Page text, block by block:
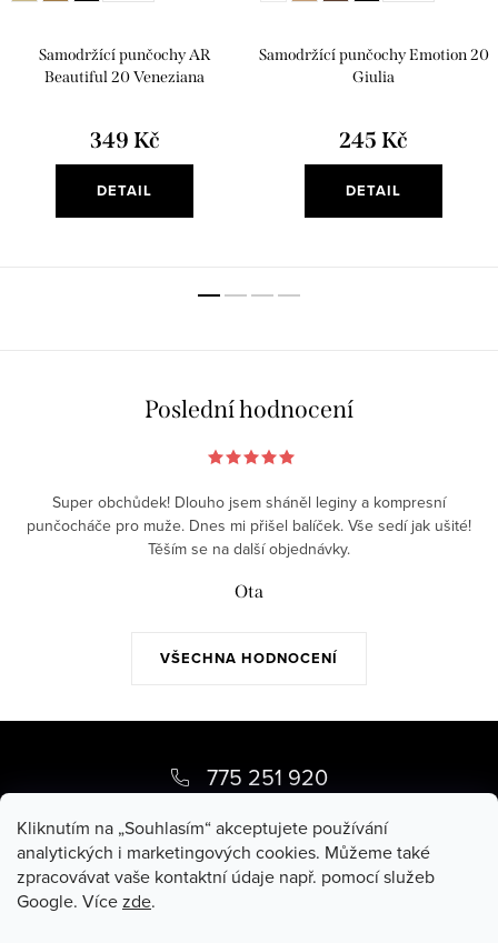
Kliknutím na „Souhlasím“ akceptujete používání
analytických i marketingových cookies. Můžeme také
zpracovávat vaše kontaktní údaje např. pomocí služeb
Google. Vícezde.
Samodržící punčochy AR
Beautiful 20 Veneziana
349 Kč
DETAIL
Samodržící punčochy Emotion 20
Giulia
245 Kč
DETAIL
Poslední hodnocení
VŠECHNA HODNOCENÍ
Super obchůdek! Dlouho jsem sháněl leginy a kompresní
punčocháče pro muže. Dnes mi přišel balíček. Vše sedí jak ušité!
Těším se na další objednávky.
Ota
p
775 251 920
pippy@pippy.cz